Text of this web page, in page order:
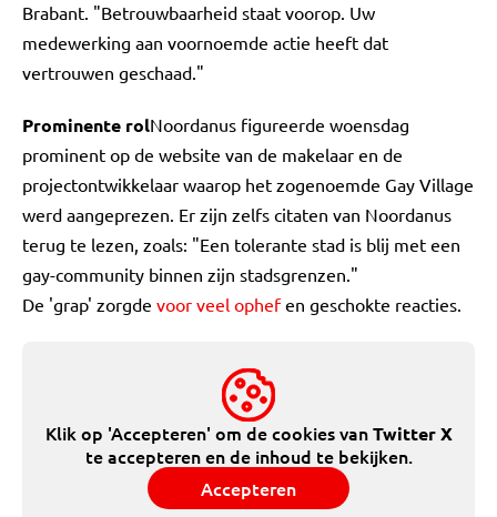
Brabant. "Betrouwbaarheid staat voorop. Uw
medewerking aan voornoemde actie heeft dat
vertrouwen geschaad."
Prominente rolNoordanus figureerde woensdag
prominent op de website van de makelaar en de
projectontwikkelaar waarop het zogenoemde Gay Village
werd aangeprezen. Er zijn zelfs citaten van Noordanus
terug te lezen, zoals: "Een tolerante stad is blij met een
gay-community binnen zijn stadsgrenzen."
De 'grap' zorgde voor veel ophefen geschokte reacties.
Klik op 'Accepteren' om de cookies vanTwitter X
te accepteren en de inhoud te bekijken.
Accepteren